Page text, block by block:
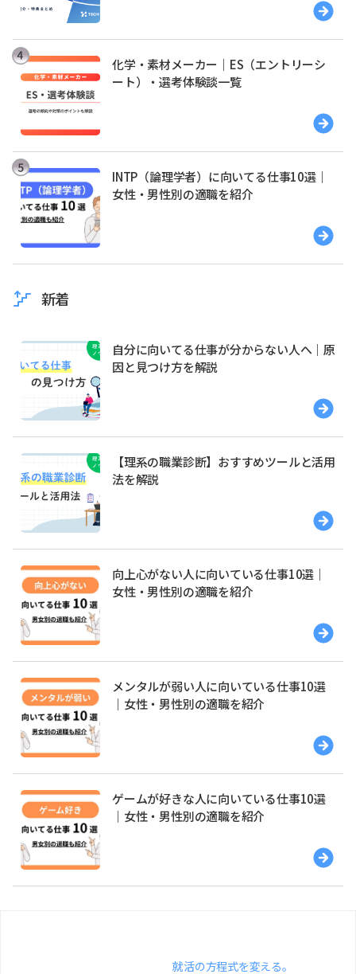
化学・素材メーカー｜ES（エントリーシ
ート）・選考体験談一覧
INTP（論理学者）に向いてる仕事10選｜
女性・男性別の適職を紹介
新着
自分に向いてる仕事が分からない人へ｜原
因と見つけ方を解説
【理系の職業診断】おすすめツールと活用
法を解説
向上心がない人に向いている仕事10選｜
女性・男性別の適職を紹介
メンタルが弱い人に向いている仕事10選
｜女性・男性別の適職を紹介
ゲームが好きな人に向いている仕事10選
｜女性・男性別の適職を紹介
就活の方程式を変える。